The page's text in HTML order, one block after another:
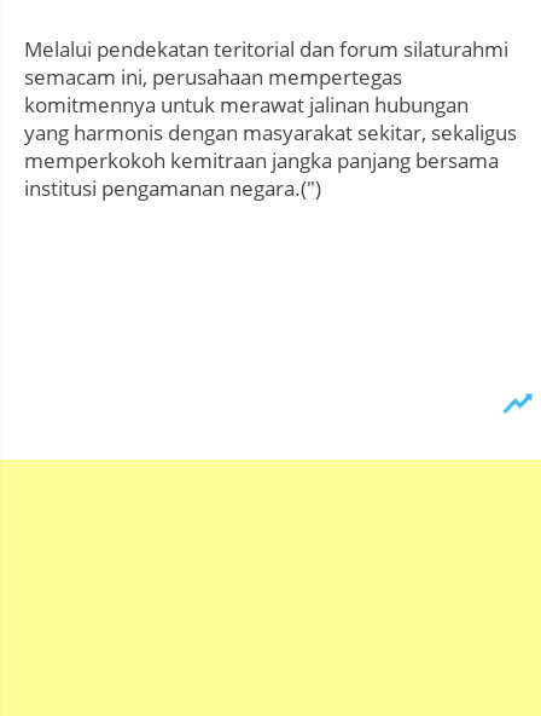
Melalui pendekatan teritorial dan forum silaturahmi
semacam ini, perusahaan mempertegas
komitmennya untuk merawat jalinan hubungan
yang harmonis dengan masyarakat sekitar, sekaligus
memperkokoh kemitraan jangka panjang bersama
institusi pengamanan negara.(")